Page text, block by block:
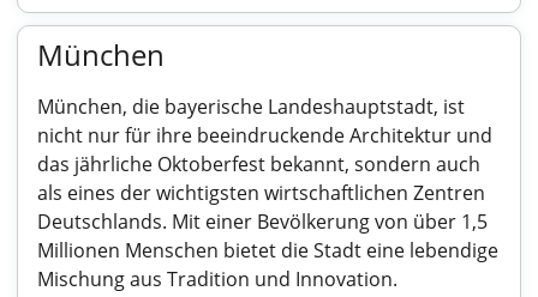
München
München, die bayerische Landeshauptstadt, ist
nicht nur für ihre beeindruckende Architektur und
das jährliche Oktoberfest bekannt, sondern auch
als eines der wichtigsten wirtschaftlichen Zentren
Deutschlands. Mit einer Bevölkerung von über 1,5
Millionen Menschen bietet die Stadt eine lebendige
Mischung aus Tradition und Innovation.